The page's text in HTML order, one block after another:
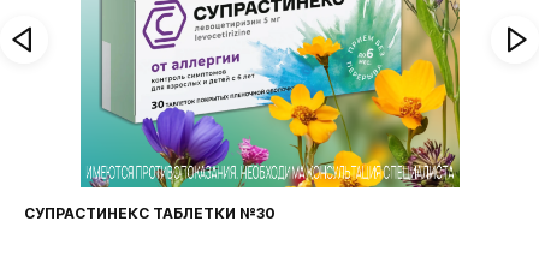
СУПРАСТИНЕКС ТАБЛЕТКИ №30